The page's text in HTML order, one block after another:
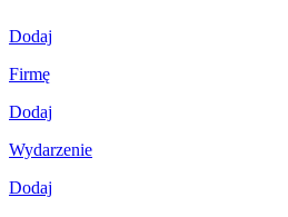
Dodaj
Firmę
Dodaj
Wydarzenie
Dodaj